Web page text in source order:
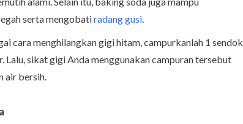
serta mengobatiradang gusi.
cara menghilangkan gigi hitam, campurkanlah 1 sendok
Lalu, sikat gigi Anda menggunakan campuran tersebut
air bersih.